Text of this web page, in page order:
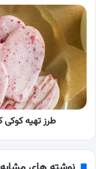
طرز
تهیه
کوکی
کره
توت
فرنگی،
ساده
و
طرز تهیه